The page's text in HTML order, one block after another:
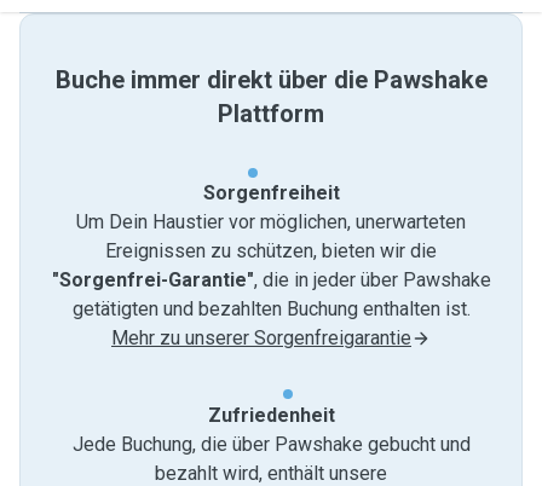
Buche immer direkt über die Pawshake
Plattform
Sorgenfreiheit
Um Dein Haustier vor möglichen, unerwarteten
Ereignissen zu schützen, bieten wir die
"Sorgenfrei-Garantie", die in jeder über Pawshake
getätigten und bezahlten Buchung enthalten ist.
Mehr zu unserer Sorgenfreigarantie
Zufriedenheit
Jede Buchung, die über Pawshake gebucht und
bezahlt wird, enthält unsere